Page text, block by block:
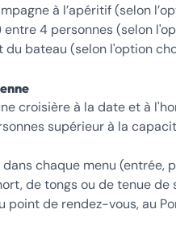
à l’apéritif (selon
4 personnes (selon
du bateau (selon l'option
croisière à la date et à
supérieur à la
chaque menu (entrée,
de tongs ou de tenue de
de rendez-vous, au